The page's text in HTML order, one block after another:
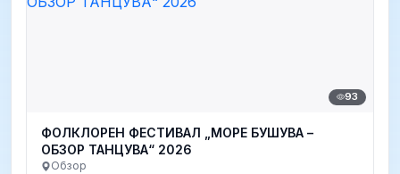
93
ФОЛКЛОРЕН ФЕСТИВАЛ „МОРЕ БУШУВА –
ОБЗОР ТАНЦУВА“ 2026
Обзор